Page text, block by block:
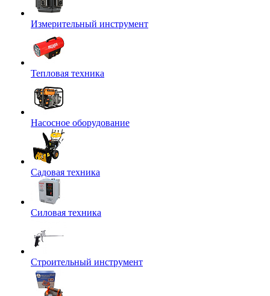
Измерительный инструмент
Тепловая техника
Насосное оборудование
Садовая техника
Силовая техника
Строительный инструмент